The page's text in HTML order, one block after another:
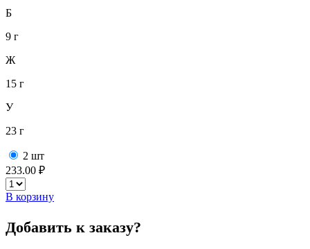
Б
9 г
Ж
15 г
У
23 г
2 шт
233.00 ₽
В корзину
Добавить к заказу?